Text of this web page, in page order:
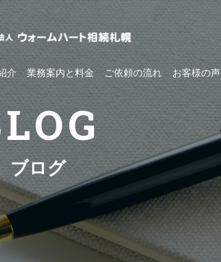
介 業務案内と料金 ご依頼の流れ お客様の声
ブログ